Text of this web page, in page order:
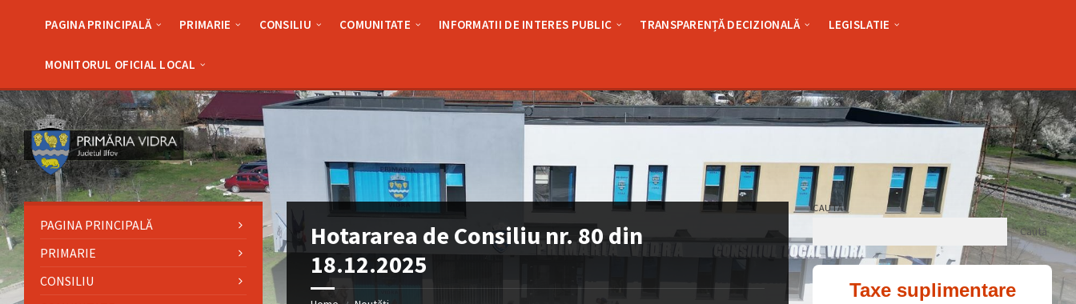
PAGINA PRINCIPALĂ PRIMARIE CONSILIU COMUNITATE INFORMATII DE INTERES PUBLIC TRANSPARENȚĂ DECIZIONALĂ LEGISLATIE
MONITORUL OFICIAL LOCAL
Hotararea de Consiliu nr. 80 din
18.12.2025
PAGINA PRINCIPALĂ
PRIMARIE
CONSILIU
CAUTĂ
Caută
Taxe suplimentare